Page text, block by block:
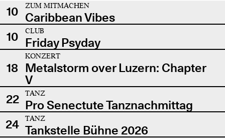
10
ZUM MITMACHEN
Caribbean Vibes
10
CLUB
Friday Psyday
18
KONZERT
Metalstorm over Luzern: Chapter
V
22
TANZ
Pro Senectute Tanznachmittag
24
TANZ
Tankstelle Bühne 2026